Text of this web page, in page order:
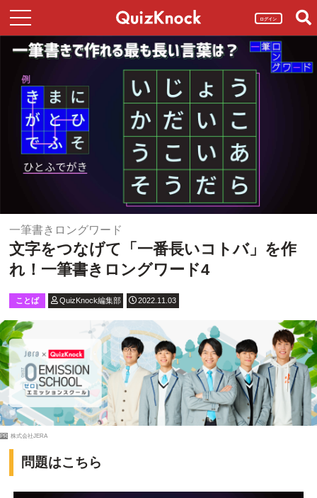
ログイン
一筆書きロングワード
文字をつなげて「一番長いコトバ」を作
れ！一筆書きロングワード4
ことば QuizKnock編集部 2022.11.03
PR 株式会社JERA
問題はこちら